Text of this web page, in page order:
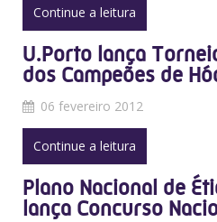
Continue a leitura
U.Porto lança
dos Campeões de
06 fevereiro 2012
Continue a leitura
Plano Nacional de
lança Concurso